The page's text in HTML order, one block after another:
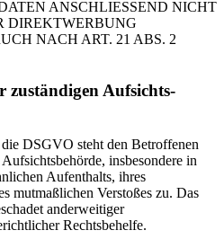
ANSCHLIESSEND NICHT
DIREKTWERBUNG
NACH ART. 21 ABS. 2
zuständigen Aufsichts­
DSGVO steht den Betroffenen
insbesondere in
Aufenthalts, ihres
mutmaßlichen Verstoßes zu. Das
anderweitiger
Rechtsbehelfe.